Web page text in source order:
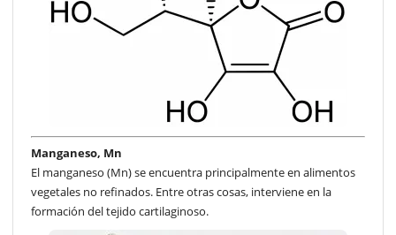
Manganeso, Mn
El manganeso (Mn) se encuentra principalmente en alimentos
vegetales no refinados. Entre otras cosas, interviene en la
formación del tejido cartilaginoso.